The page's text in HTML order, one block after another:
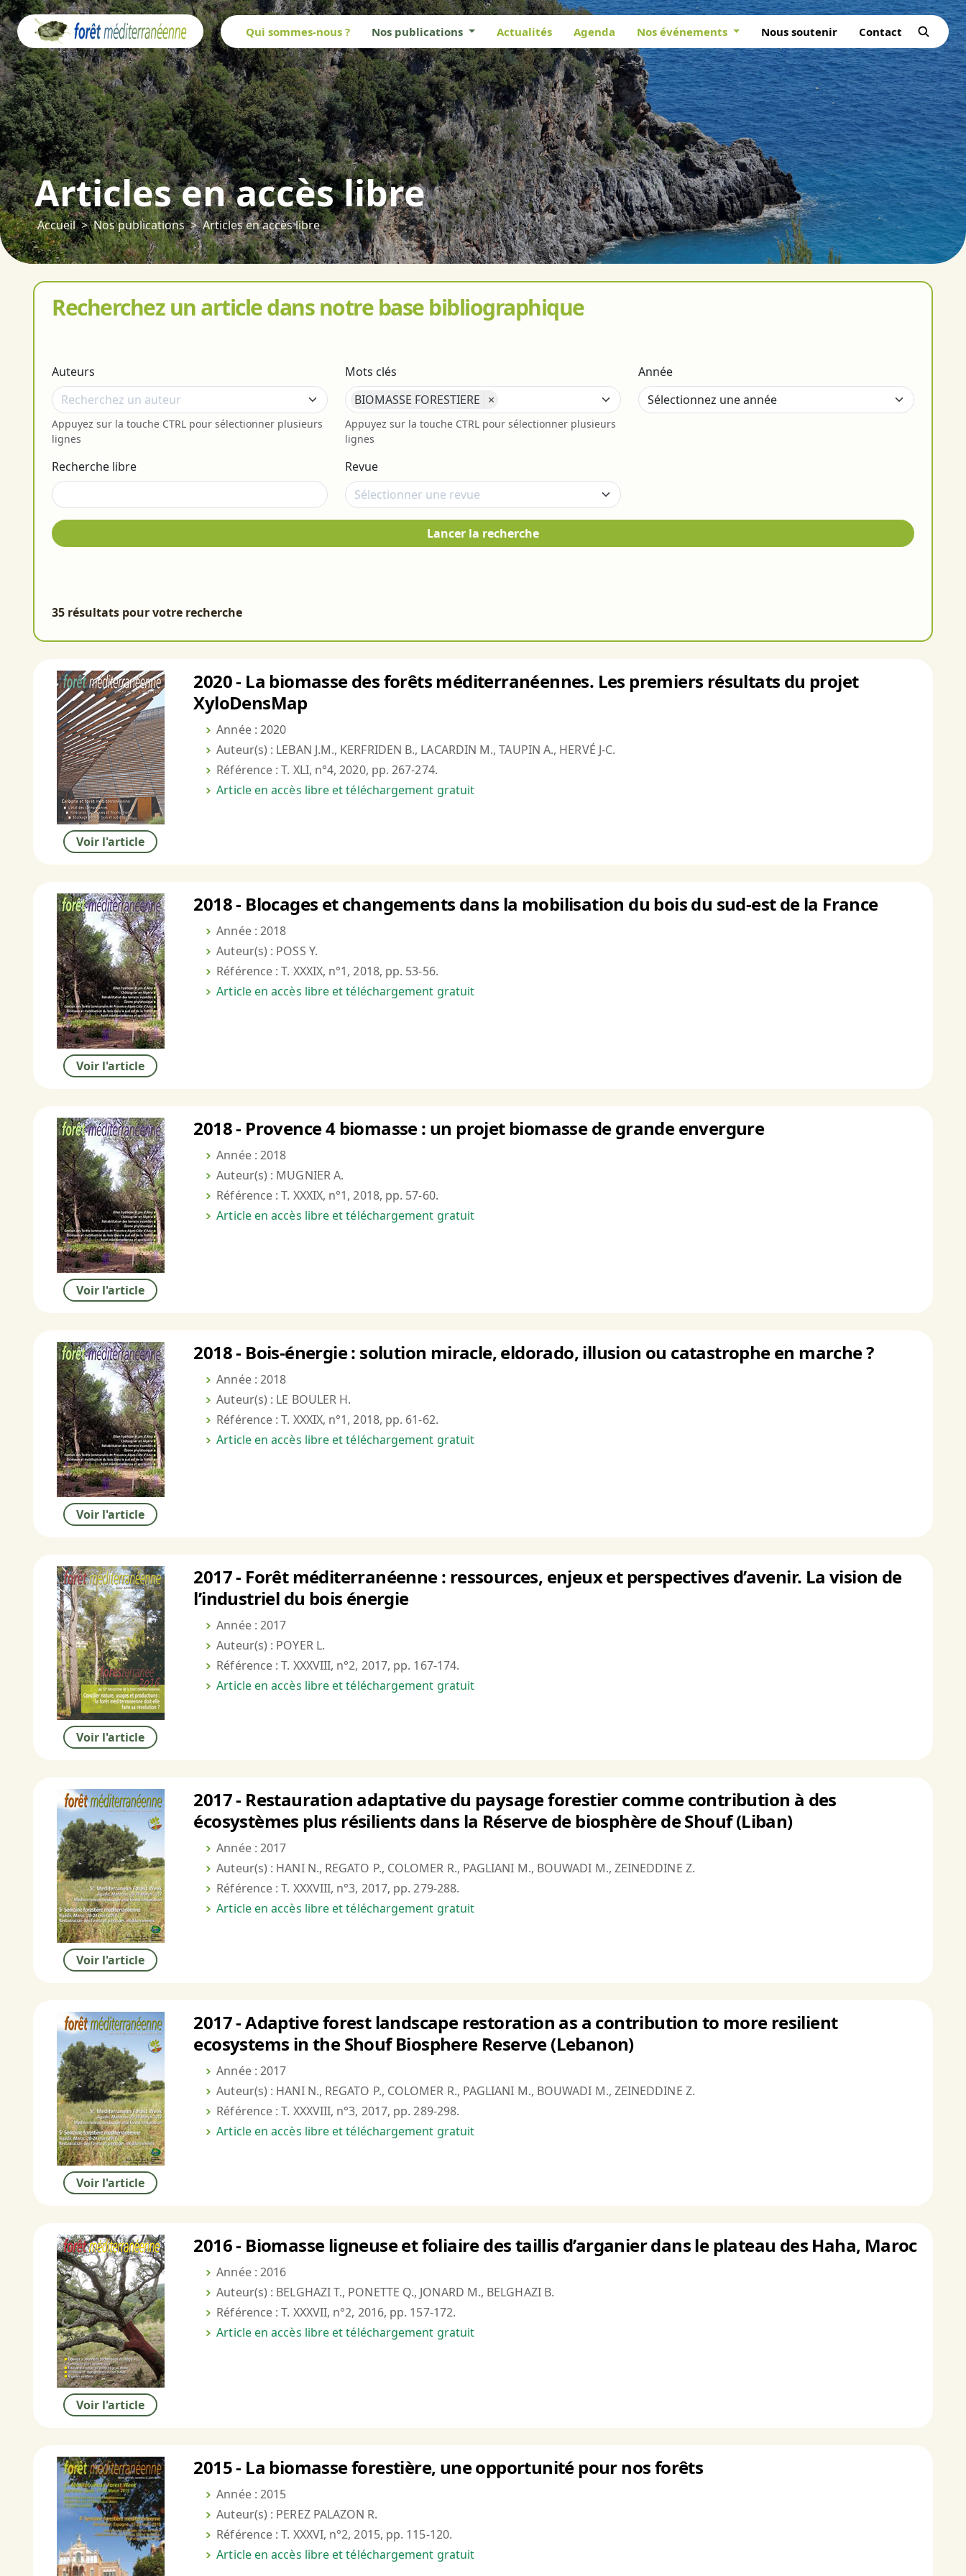
Qui sommes-nous ? Nos publications Actualités Agenda Nos événements Nous soutenir Contact
Articles en accès libre
Accueil Nos publications Articles en accès libre
Recherchez un article dans notre base bibliographique
Auteurs
Appuyez sur la touche CTRL pour sélectionner plusieurs
lignes
Mots clés
BIOMASSE FORESTIERE ×
Appuyez sur la touche CTRL pour sélectionner plusieurs
lignes
Année
Recherche libre Revue
Lancer la recherche
35 résultats pour votre recherche
Voir l'article
2020 - La biomasse des forêts méditerranéennes. Les premiers résultats du projet
XyloDensMap
Année : 2020
Auteur(s) : LEBAN J.M., KERFRIDEN B., LACARDIN M., TAUPIN A., HERVÉ J-C.
Référence : T. XLI, n°4, 2020, pp. 267-274.
Article en accès libre et téléchargement gratuit
Voir l'article
2018 - Blocages et changements dans la mobilisation du bois du sud-est de la France
Année : 2018
Auteur(s) : POSS Y.
Référence : T. XXXIX, n°1, 2018, pp. 53-56.
Article en accès libre et téléchargement gratuit
Voir l'article
2018 - Provence 4 biomasse : un projet biomasse de grande envergure
Année : 2018
Auteur(s) : MUGNIER A.
Référence : T. XXXIX, n°1, 2018, pp. 57-60.
Article en accès libre et téléchargement gratuit
Voir l'article
2018 - Bois-énergie : solution miracle, eldorado, illusion ou catastrophe en marche ?
Année : 2018
Auteur(s) : LE BOULER H.
Référence : T. XXXIX, n°1, 2018, pp. 61-62.
Article en accès libre et téléchargement gratuit
Voir l'article
2017 - Forêt méditerranéenne : ressources, enjeux et perspectives d’avenir. La vision de
l’industriel du bois énergie
Année : 2017
Auteur(s) : POYER L.
Référence : T. XXXVIII, n°2, 2017, pp. 167-174.
Article en accès libre et téléchargement gratuit
Voir l'article
2017 - Restauration adaptative du paysage forestier comme contribution à des
écosystèmes plus résilients dans la Réserve de biosphère de Shouf (Liban)
Année : 2017
Auteur(s) : HANI N., REGATO P., COLOMER R., PAGLIANI M., BOUWADI M., ZEINEDDINE Z.
Référence : T. XXXVIII, n°3, 2017, pp. 279-288.
Article en accès libre et téléchargement gratuit
Voir l'article
2017 - Adaptive forest landscape restoration as a contribution to more resilient
ecosystems in the Shouf Biosphere Reserve (Lebanon)
Année : 2017
Auteur(s) : HANI N., REGATO P., COLOMER R., PAGLIANI M., BOUWADI M., ZEINEDDINE Z.
Référence : T. XXXVIII, n°3, 2017, pp. 289-298.
Article en accès libre et téléchargement gratuit
Voir l'article
2016 - Biomasse ligneuse et foliaire des taillis d’arganier dans le plateau des Haha, Maroc
Année : 2016
Auteur(s) : BELGHAZI T., PONETTE Q., JONARD M., BELGHAZI B.
Référence : T. XXXVII, n°2, 2016, pp. 157-172.
Article en accès libre et téléchargement gratuit
2015 - La biomasse forestière, une opportunité pour nos forêts
Année : 2015
Auteur(s) : PEREZ PALAZON R.
Référence : T. XXXVI, n°2, 2015, pp. 115-120.
Article en accès libre et téléchargement gratuit
Panneau de gestion des cookies